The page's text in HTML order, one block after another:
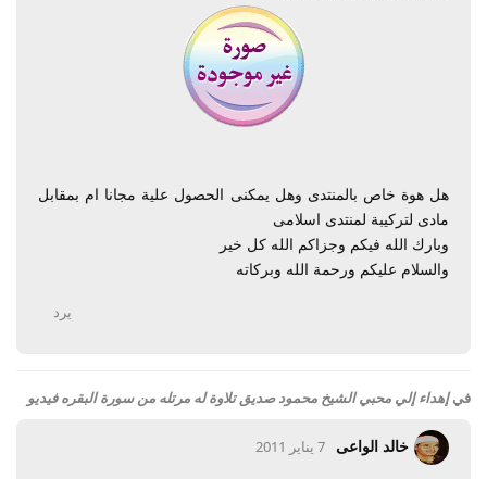
هل هوة خاص بالمنتدى وهل يمكنى الحصول علية مجانا ام بمقابل
مادى لتركيبة لمنتدى اسلامى
وبارك الله فيكم وجزاكم الله كل خير
والسلام عليكم ورحمة الله وبركاته
يرد
فيإهداء إلي محبي الشيخ محمود صديق تلاوة له مرتله من سورة البقره فيديو
خالد الواعى 7 يناير 2011